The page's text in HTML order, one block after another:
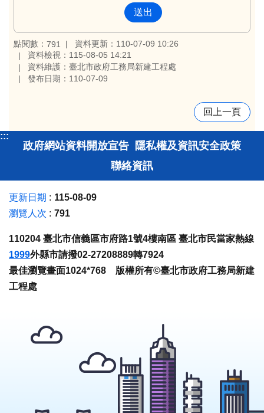
點閱數： 791
資料更新：110-07-09 10:26
資料檢視：115-08-05 14:21
資料維護：臺北市政府工務局新建工程處
發布日期：110-07-09
回上一頁
:::
政府網站資料開放宣告 隱私權及資訊安全政策
聯絡資訊
更新日期
115-08-09
瀏覽人次
791
110204 臺北市信義區市府路1號4樓南區 臺北市民當家熱線
1999外縣市請撥02-27208889轉7924
最佳瀏覽畫面1024*768 版權所有©臺北市政府工務局新建
工程處